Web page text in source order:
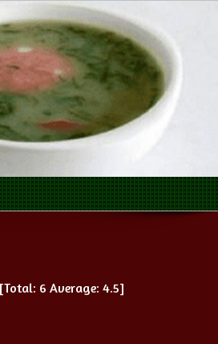
[Total: 6 Average: 4.5]